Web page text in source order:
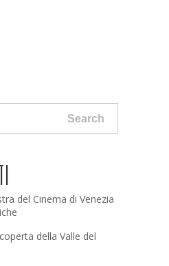
Search
del Cinema di Venezia
della Valle del